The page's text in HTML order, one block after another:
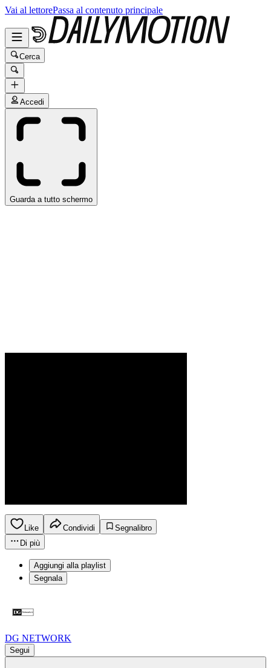
Vai al lettorePassa al contenuto principale
Cerca
Accedi
Guarda a tutto schermo
Like Condividi
Segnalibro
Di più
Aggiungi alla playlist
Segnala
DG NETWORK
Segui